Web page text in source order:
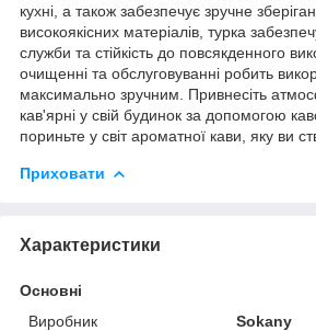
кухні, а також забезпечує зручне
високоякісних матеріалів, турка
служби та стійкість до повсякденного
очищенні та обслуговуванні робить
максимально зручним. Привнесіть
кав'ярні у свій будинок за допомогою
пориньте у світ ароматної кави, яку ви
Приховати
Характеристики
Основні
Виробник
Sokany